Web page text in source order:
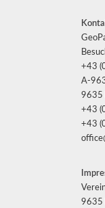
+43
A-
9635
+43
+43
9635